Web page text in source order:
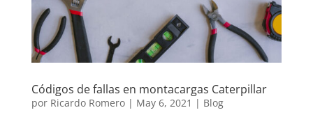
Códigos de fallas en montacargas Caterpillar
por Ricardo Romero| May 6, 2021 | Blog